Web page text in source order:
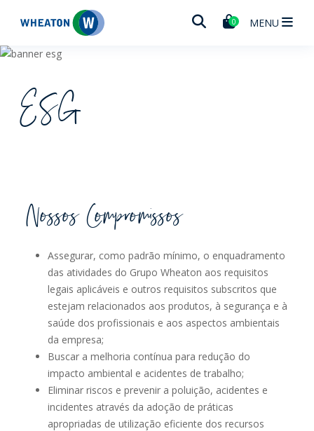
Wheaton 0 MENU
ESG
Nossos Compromissos
Assegurar, como padrão mínimo, o enquadramento
das atividades do Grupo Wheaton aos requisitos
legais aplicáveis e outros requisitos subscritos que
estejam relacionados aos produtos, à segurança e à
saúde dos profissionais e aos aspectos ambientais
da empresa;
Buscar a melhoria contínua para redução do
impacto ambiental e acidentes de trabalho;
Eliminar riscos e prevenir a poluição, acidentes e
incidentes através da adoção de práticas
apropriadas de utilização eficiente dos recursos